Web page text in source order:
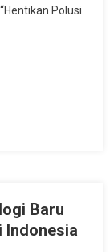
Polusi
Baru
Indonesia